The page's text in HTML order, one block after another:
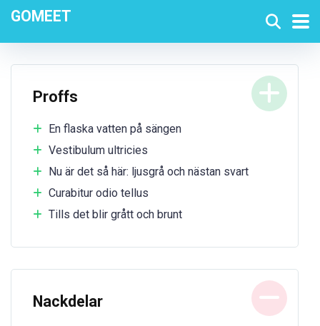
GOMEET
Proffs
En flaska vatten på sängen
Vestibulum ultricies
Nu är det så här: ljusgrå och nästan svart
Curabitur odio tellus
Tills det blir grått och brunt
Nackdelar